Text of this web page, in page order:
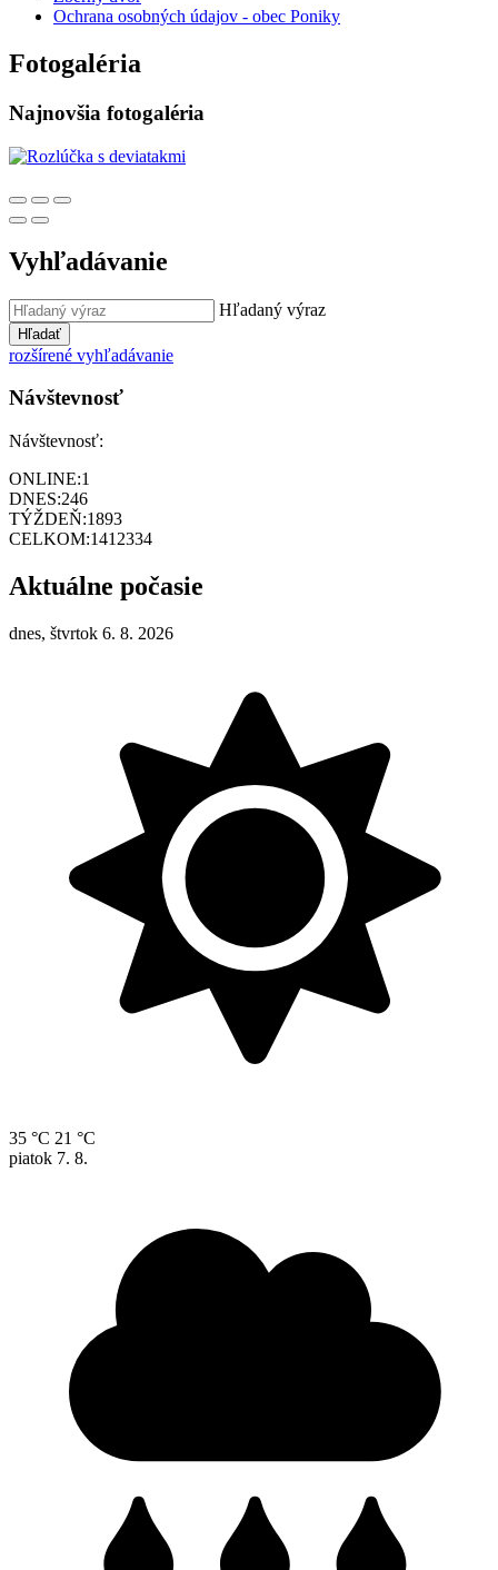
Ochrana osobných údajov - obec Poniky
Fotogaléria
Najnovšia fotogaléria
Vyhľadávanie
Hľadaný výraz
Hľadať
rozšírené vyhľadávanie
Návštevnosť
Návštevnosť:
ONLINE:1
DNES:246
TÝŽDEŇ:1893
CELKOM:1412334
Aktuálne počasie
dnes, štvrtok 6. 8. 2026
35 °C 21 °C
piatok 7. 8.